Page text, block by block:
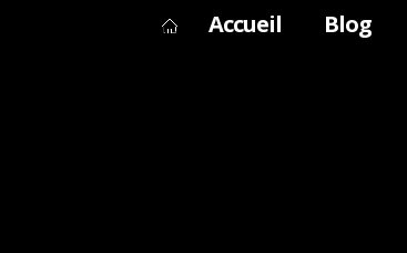
Accueil Blog